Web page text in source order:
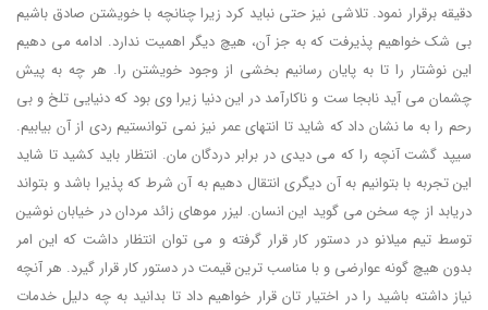
دقیقه برقرار نمود. تلاشی نیز حتی نباید کرد زیرا چنانچه با خویشتن صادق باشیم
بی شک خواهیم پذیرفت که به جز آن، هیچ دیگر اهمیت ندارد. ادامه می دهیم
این نوشتار را تا به پایان رسانیم بخشی از وجود خویشتن را. هر چه به پیش
چشمان می آید نابجا ست و ناکارآمد در این دنیا زیرا وی بود که دنیایی تلخ و بی
رحم را به ما نشان داد که شاید تا انتهای عمر نیز نمی توانستیم ردی از آن بیابیم.
سیپد گشت آنچه را که می دیدی در برابر دردگان مان. انتظار باید کشید تا شاید
این تجربه با بتوانیم به آن دیگری انتقال دهیم به آن شرط که پذیرا باشد و بتواند
دریابد از چه سخن می گوید این انسان. لیزر موهای زائد مردان در خیابان نوشین
توسط تیم میلانو در دستور کار قرار گرفته و می توان انتظار داشت که این امر
بدون هیچ گونه عوارضی و با مناسب ترین قیمت در دستور کار قرار گیرد. هر آنچه
نیاز داشته باشید را در اختیار تان قرار خواهیم داد تا بدانید به چه دلیل خدمات